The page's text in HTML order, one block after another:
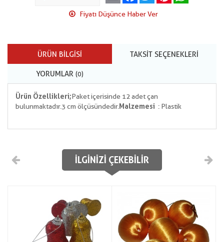
Fiyatı Düşünce Haber Ver
ÜRÜN BILGISI TAKSIT SEÇENEKLERI
YORUMLAR (0)
Ürün Özellikleri;Paket içerisinde 12 adet çan
bulunmaktadır. 3 cm ölçüsündedir. Malzemesi : Plastik
İLGINIZI ÇEKEBILIR